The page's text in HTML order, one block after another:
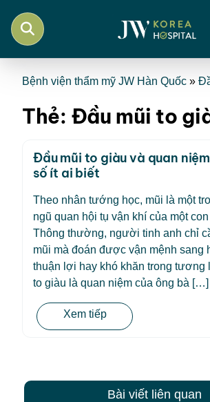
Bệnh viện thẩm mỹ JW Hàn Quốc »
Thẻ: Đầu mũi to
Đầu mũi to giàu và quan
số ít ai biết
Theo nhân tướng học, mũi là một
ngũ quan hội tụ vận khí của một
Thông thường, người tinh anh chỉ
mũi mà đoán được vận mệnh sang
thuận lợi hay khó khăn trong tương
to giàu là quan niệm của ông bà […]
Xem tiếp
Bài viết liên quan